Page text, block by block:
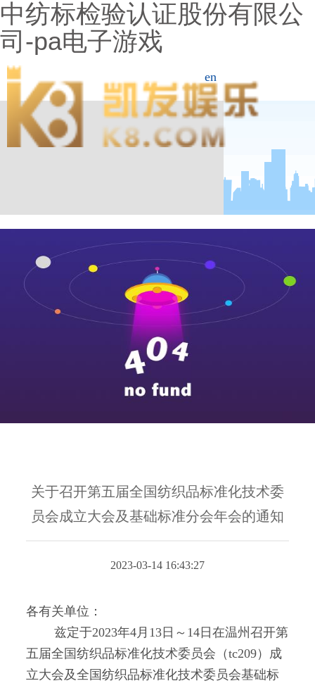
中纺标检验认证股份有限公
司-pa电子游戏
en
关于召开第五届全国纺织品标准化技术委
员会成立大会及基础标准分会年会的通知
2023-03-14 16:43:27
各有关单位：
兹定于2023年4月13日～14日在温州召开第
五届全国纺织品标准化技术委员会（tc209）成
立大会及全国纺织品标准化技术委员会基础标